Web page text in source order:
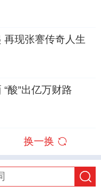
再现张謇传奇人生
酸”出亿万财路
换一换